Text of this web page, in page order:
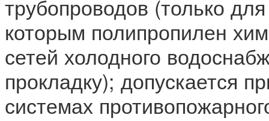
трубопроводов (только
которым полипропилен
сетей холодного
прокладку); допускается
системах